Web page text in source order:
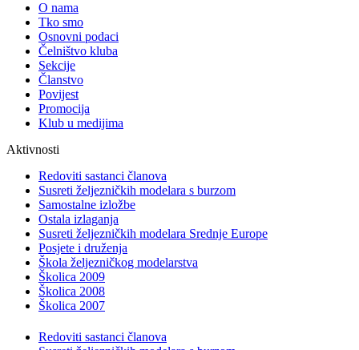
O nama
Tko smo
Osnovni podaci
Čelništvo kluba
Sekcije
Članstvo
Povijest
Promocija
Klub u medijima
Aktivnosti
Redoviti sastanci članova
Susreti željezničkih modelara s burzom
Samostalne izložbe
Ostala izlaganja
Susreti željezničkih modelara Srednje Europe
Posjete i druženja
Škola željezničkog modelarstva
Školica 2009
Školica 2008
Školica 2007
Redoviti sastanci članova